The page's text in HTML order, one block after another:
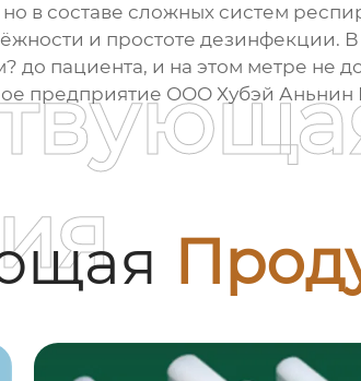
в составе сложных систем
и простоте дезинфекции.
до пациента, и на этом метре не
предприятие ООО Хубэй Аньнин